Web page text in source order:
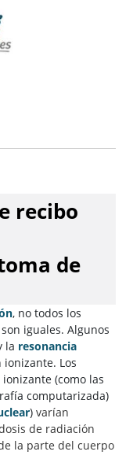
recibo
de
, no todos los
iguales. Algunos
la resonancia
Los
(como las
computarizada)
) varían
de radiación
la parte del cuerpo